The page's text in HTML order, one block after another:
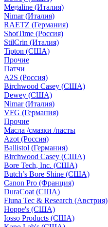
Megaline (Италия)
Nimar (Италия)
RAETZ (Германия)
ShotTime (Россия)
StilCrin (Италия)
Tipton (США)
Прочие
Патчи
A2S (Россия)
Birchwood Casey (США)
Dewey (США)
Nimar (Италия)
VFG (Германия)
Прочие
Масла /смазки /пасты
Azot (Россия)
Ballistol (Германия)
Birchwood Casey (США)
Bore Tech, Inc. (США)
Butch’s Bore Shine (СШA)
Canon Pro (Франция)
DuraCoat (США)
Fluna Tec & Research (Австрия)
Hoppe's (США)
Iosso Products (США)